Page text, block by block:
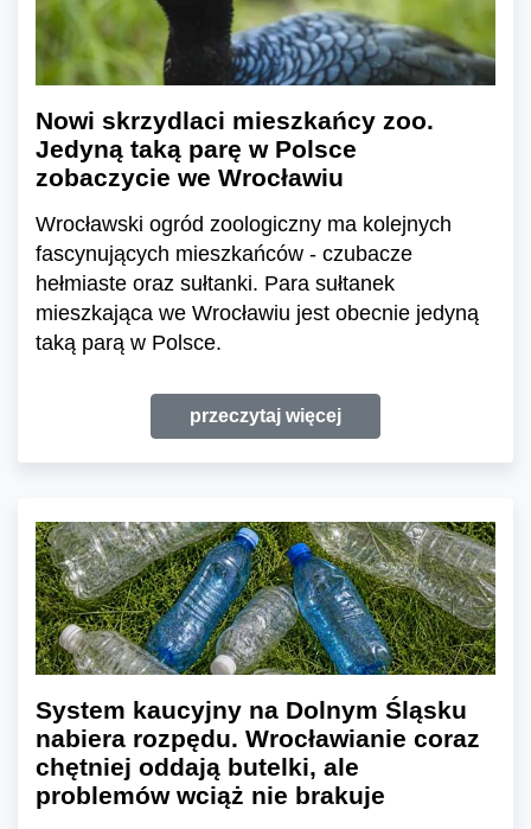
Nowi skrzydlaci mieszkańcy zoo.
Jedyną taką parę w Polsce
zobaczycie we Wrocławiu
Wrocławski ogród zoologiczny ma kolejnych
fascynujących mieszkańców - czubacze
hełmiaste oraz sułtanki. Para sułtanek
mieszkająca we Wrocławiu jest obecnie jedyną
taką parą w Polsce.
przeczytaj więcej
System kaucyjny na Dolnym Śląsku
nabiera rozpędu. Wrocławianie coraz
chętniej oddają butelki, ale
problemów wciąż nie brakuje